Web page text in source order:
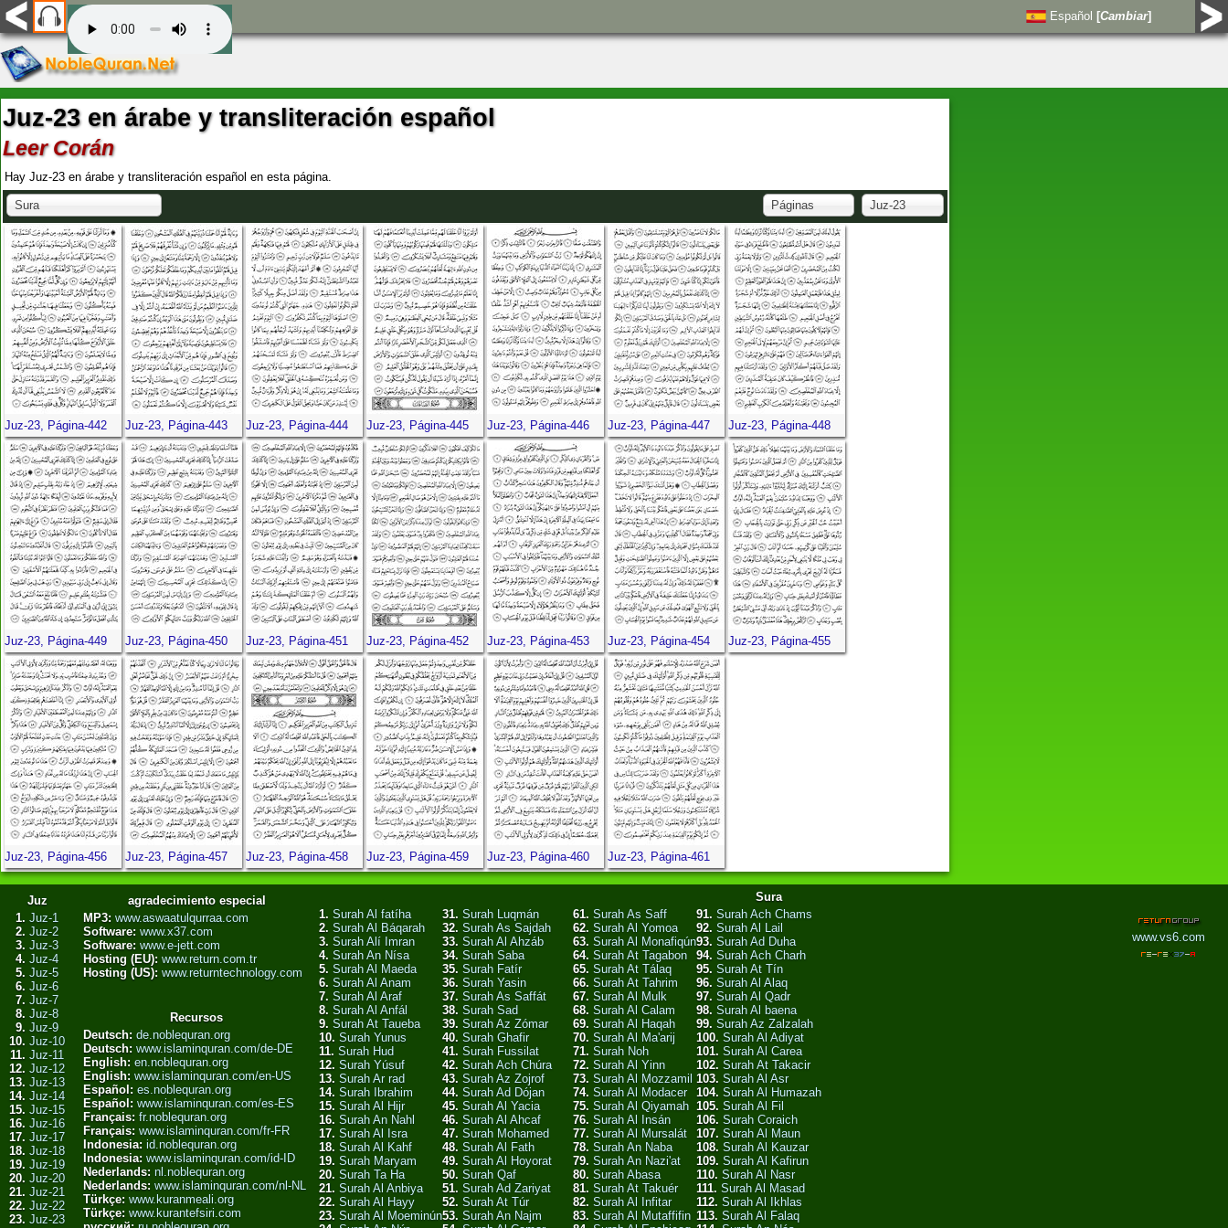
Español [Cambiar]
Juz-23 en árabe y transliteración español
Leer Corán
Hay Juz-23 en árabe y transliteración español en esta página.
Sura Juz-23
Páginas
Juz-23, Página-442 Juz-23, Página-443 Juz-23, Página-444 Juz-23, Página-445 Juz-23, Página-446 Juz-23, Página-447 Juz-23, Página-448
Juz-23, Página-449 Juz-23, Página-450 Juz-23, Página-451 Juz-23, Página-452 Juz-23, Página-453 Juz-23, Página-454 Juz-23, Página-455
Juz-23, Página-456 Juz-23, Página-457 Juz-23, Página-458 Juz-23, Página-459 Juz-23, Página-460 Juz-23, Página-461
Juz
1. Juz-1
2. Juz-2
3. Juz-3
4. Juz-4
5. Juz-5
6. Juz-6
7. Juz-7
8. Juz-8
9. Juz-9
10. Juz-10
11. Juz-11
12. Juz-12
13. Juz-13
14. Juz-14
15. Juz-15
16. Juz-16
17. Juz-17
18. Juz-18
19. Juz-19
20. Juz-20
21. Juz-21
22. Juz-22
23. Juz-23
agradecimiento especial
MP3: www.aswaatulqurraa.com
Software: www.x37.com
Software: www.e-jett.com
Hosting (EU): www.return.com.tr
Hosting (US): www.returntechnology.com
Recursos
Deutsch: de.noblequran.org
Deutsch: www.islaminquran.com/de-DE
English: en.noblequran.org
English: www.islaminquran.com/en-US
Español: es.noblequran.org
Español: www.islaminquran.com/es-ES
Français: fr.noblequran.org
Français: www.islaminquran.com/fr-FR
Indonesia: id.noblequran.org
Indonesia: www.islaminquran.com/id-ID
Nederlands: nl.noblequran.org
Nederlands: www.islaminquran.com/nl-NL
Türkçe: www.kuranmeali.org
Türkçe: www.kurantefsiri.com
Sura
1. Surah Al fatíha
2. Surah Al Báqarah
3. Surah Alí Imran
4. Surah An Nísa
5. Surah Al Maeda
6. Surah Al Anam
7. Surah Al Araf
8. Surah Al Anfál
9. Surah At Taueba
10. Surah Yunus
11. Surah Hud
12. Surah Yúsuf
13. Surah Ar rad
14. Surah Ibrahim
15. Surah Al Hijr
16. Surah An Nahl
17. Surah Al Isra
18. Surah Al Kahf
19. Surah Maryam
20. Surah Ta Ha
21. Surah Al Anbiya
22. Surah Al Hayy
23. Surah Al Moeminún
31. Surah Luqmán
32. Surah As Sajdah
33. Surah Al Ahzáb
34. Surah Saba
35. Surah Fatír
36. Surah Yasin
37. Surah As Saffát
38. Surah Sad
39. Surah Az Zómar
40. Surah Ghafir
41. Surah Fussilat
42. Surah Ach Chúra
43. Surah Az Zojrof
44. Surah Ad Dójan
45. Surah Al Yacia
46. Surah Al Ahcaf
47. Surah Mohamed
48. Surah Al Fath
49. Surah Al Hoyorat
50. Surah Qaf
51. Surah Ad Zariyat
52. Surah At Túr
53. Surah An Najm
61. Surah As Saff
62. Surah Al Yomoa
63. Surah Al Monafiqún
64. Surah At Tagabon
65. Surah At Tálaq
66. Surah At Tahrim
67. Surah Al Mulk
68. Surah Al Calam
69. Surah Al Haqah
70. Surah Al Ma'arij
71. Surah Noh
72. Surah Al Yinn
73. Surah Al Mozzamil
74. Surah Al Modacer
75. Surah Al Qiyamah
76. Surah Al Insán
77. Surah Al Mursalát
78. Surah An Naba
79. Surah An Nazi'at
80. Surah Abasa
81. Surah At Takuér
82. Surah Al Infitar
83. Surah Al Mutaffifin
91. Surah Ach Chams
92. Surah Al Lail
93. Surah Ad Duha
94. Surah Ach Charh
95. Surah At Tín
96. Surah Al Alaq
97. Surah Al Qadr
98. Surah Al baena
99. Surah Az Zalzalah
100. Surah Al Adiyat
101. Surah Al Carea
102. Surah At Takacir
103. Surah Al Asr
104. Surah Al Humazah
105. Surah Al Fil
106. Surah Coraich
107. Surah Al Maun
108. Surah Al Kauzar
109. Surah Al Kafirun
110. Surah Al Nasr
111. Surah Al Masad
112. Surah Al Ikhlas
113. Surah Al Falaq
www.vs6.com